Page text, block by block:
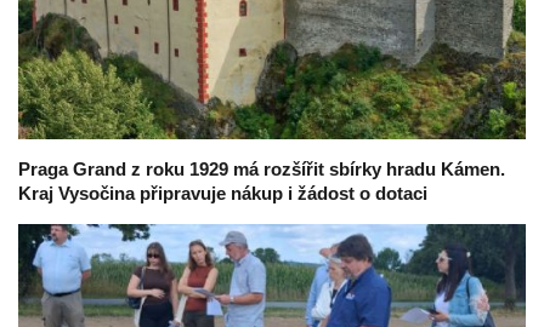
Praga Grand z roku 1929 má rozšířit sbírky hradu Kámen.
Kraj Vysočina připravuje nákup i žádost o dotaci